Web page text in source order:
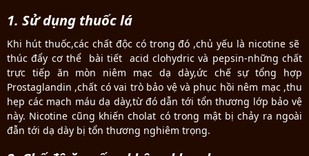
1. Sử dụng thuốc lá
Khi hút thuốc,các chất độc có trong đó ,chủ yếu là nicotine sẽ
thúc đẩy cơ thể bài tiết acid clohydric và pepsin-những chất
trực tiếp ăn mòn niêm mạc dạ dày,ức chế sự tổng hợp
Prostaglandin ,chất có vai trò bảo vệ và phục hồi nêm mạc ,thu
hẹp các mạch máu dạ dày,từ đó dẫn tới tổn thương lớp bảo vệ
này. Nicotine cũng khiến cholat có trong mật bị chảy ra ngoài
đẫn tới dạ dày bị tổn thương nghiêm trọng.